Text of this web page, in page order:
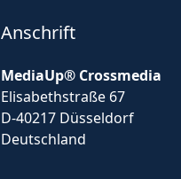
Anschrift
MediaUp® Crossmedia
Elisabethstraße 67
D-40217 Düsseldorf
Deutschland